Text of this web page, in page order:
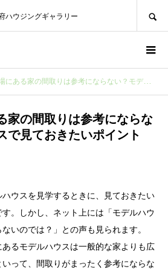
ハウジングギャラリー
家の間取りは参考にならない？モデルハウスで見ておきたいポイントは？
家の間取りは参考にならな
で見ておきたいポイント
ウスを見学するときに、見ておきたい
。しかし、ネット上には「モデルハウ
いのでは？」との声も見られます。
るモデルハウスは一般的な家よりも広
って、間取りがまったく参考にならな